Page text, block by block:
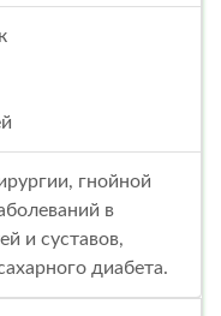
гнойной
в
и суставов,
диабета.